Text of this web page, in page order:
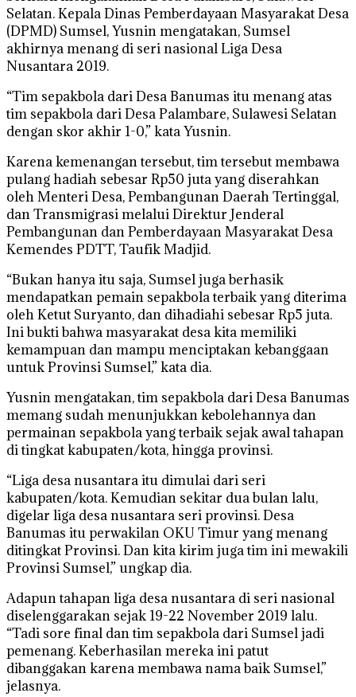
Selatan. Kepala Dinas Pemberdayaan Masyarakat Desa
(DPMD) Sumsel, Yusnin mengatakan, Sumsel
akhirnya menang di seri nasional Liga Desa
Nusantara 2019.
“Tim sepakbola dari Desa Banumas itu menang atas
tim sepakbola dari Desa Palambare, Sulawesi Selatan
dengan skor akhir 1-0,” kata Yusnin.
Karena kemenangan tersebut, tim tersebut membawa
pulang hadiah sebesar Rp50 juta yang diserahkan
oleh Menteri Desa, Pembangunan Daerah Tertinggal,
dan Transmigrasi melalui Direktur Jenderal
Pembangunan dan Pemberdayaan Masyarakat Desa
Kemendes PDTT, Taufik Madjid.
“Bukan hanya itu saja, Sumsel juga berhasik
mendapatkan pemain sepakbola terbaik yang diterima
oleh Ketut Suryanto, dan dihadiahi sebesar Rp5 juta.
Ini bukti bahwa masyarakat desa kita memiliki
kemampuan dan mampu menciptakan kebanggaan
untuk Provinsi Sumsel,” kata dia.
Yusnin mengatakan, tim sepakbola dari Desa Banumas
memang sudah menunjukkan kebolehannya dan
permainan sepakbola yang terbaik sejak awal tahapan
di tingkat kabupaten/kota, hingga provinsi.
“Liga desa nusantara itu dimulai dari seri
kabupaten/kota. Kemudian sekitar dua bulan lalu,
digelar liga desa nusantara seri provinsi. Desa
Banumas itu perwakilan OKU Timur yang menang
ditingkat Provinsi. Dan kita kirim juga tim ini mewakili
Provinsi Sumsel,” ungkap dia.
Adapun tahapan liga desa nusantara di seri nasional
diselenggarakan sejak 19-22 November 2019 lalu.
“Tadi sore final dan tim sepakbola dari Sumsel jadi
pemenang. Keberhasilan mereka ini patut
dibanggakan karena membawa nama baik Sumsel,”
jelasnya.